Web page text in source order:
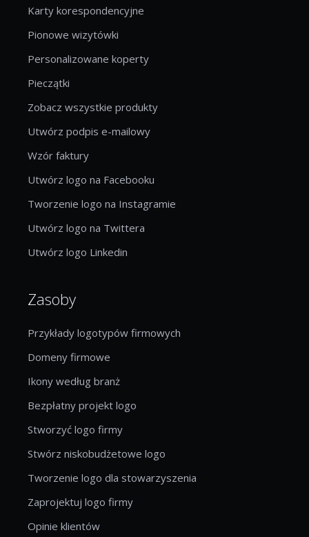
Karty korespondencyjne
Pionowe wizytówki
Personalizowane koperty
Pieczątki
Zobacz wszystkie produkty
Utwórz podpis e-mailowy
Wzór faktury
Utwórz logo na Facebooku
Tworzenie logo na Instagramie
Utwórz logo na Twittera
Utwórz logo Linkedin
Zasoby
Przykłady logotypów firmowych
Domeny firmowe
Ikony według branż
Bezpłatny projekt logo
Stworzyć logo firmy
Stwórz niskobudżetowe logo
Tworzenie logo dla stowarzyszenia
Zaprojektuj logo firmy
Opinie klientów